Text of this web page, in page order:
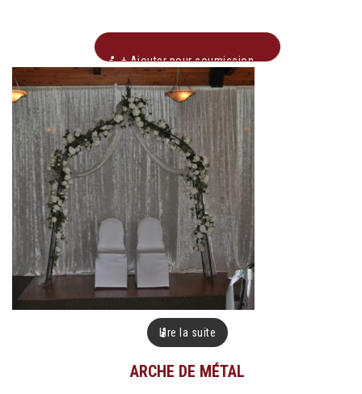
+ Ajouter pour soumission
Lire la suite
ARCHE DE MÉTAL